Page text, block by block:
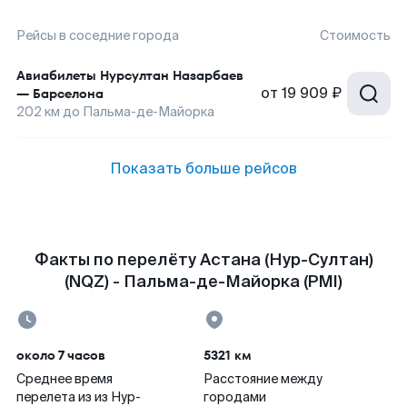
Рейсы в соседние города Стоимость
Авиабилеты Нурсултан Назарбаев
— Барселона
202 км до Пальма-де-Майорка
от 19 909 ₽
Показать больше рейсов
Факты по перелёту Астана (Нур-Султан)
(NQZ) - Пальма-де-Майорка (PMI)
около 7 часов
Среднее время
перелета из из Нур-
5321 км
Расстояние между
городами